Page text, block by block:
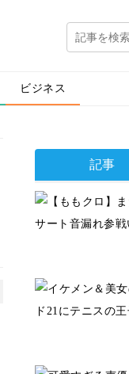
ビジネス
記事